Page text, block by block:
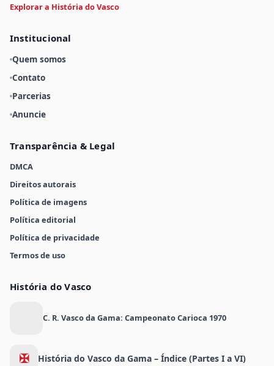
Explorar a História do Vasco
Institucional
Quem somos
Contato
Parcerias
Anuncie
Transparência & Legal
DMCA
Direitos autorais
Política de imagens
Política editorial
Política de privacidade
Termos de uso
História do Vasco
C. R. Vasco da Gama: Campeonato Carioca 1970
✠ História do Vasco da Gama – Índice (Partes I a VI)